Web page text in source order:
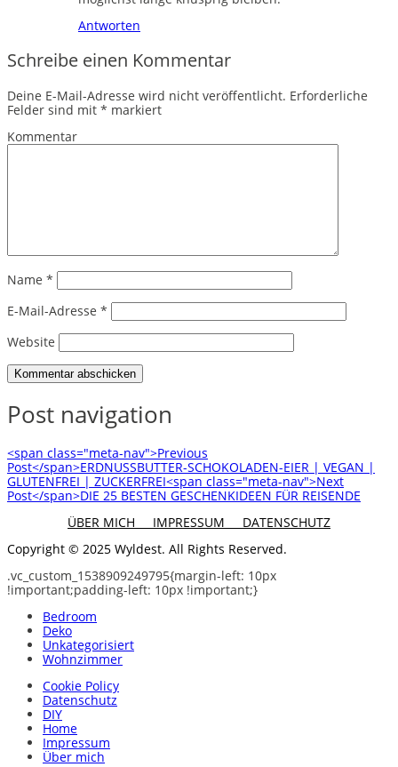
Antworten
Schreibe einen Kommentar
Deine E-Mail-Adresse wird nicht veröffentlicht. Erforderliche
Felder sind mit * markiert
Kommentar
Name *
E-Mail-Adresse *
Website
Post navigation
<span class="meta-nav">Previous
Post</span>ERDNUSSBUTTER-SCHOKOLADEN-EIER | VEGAN |
GLUTENFREI | ZUCKERFREI<span class="meta-nav">Next
Post</span>DIE 25 BESTEN GESCHENKIDEEN FÜR REISENDE
ÜBER MICH IMPRESSUM DATENSCHUTZ
Copyright © 2025 Wyldest. All Rights Reserved.
.vc_custom_1538909249795{margin-left: 10px
!important;padding-left: 10px !important;}
Bedroom
Deko
Unkategorisiert
Wohnzimmer
Cookie Policy
Datenschutz
DIY
Home
Impressum
Über mich